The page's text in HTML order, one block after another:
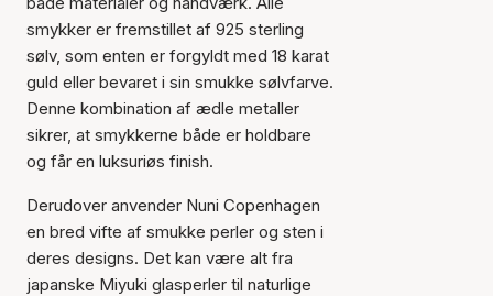
smykker er fremstillet af 925 sterling
sølv, som enten er forgyldt med 18 karat
guld eller bevaret i sin smukke sølvfarve.
Denne kombination af ædle metaller
sikrer, at smykkerne både er holdbare
og får en luksuriøs finish.
Derudover anvender Nuni Copenhagen
en bred vifte af smukke perler og sten i
deres designs. Det kan være alt fra
japanske Miyuki glasperler til naturlige